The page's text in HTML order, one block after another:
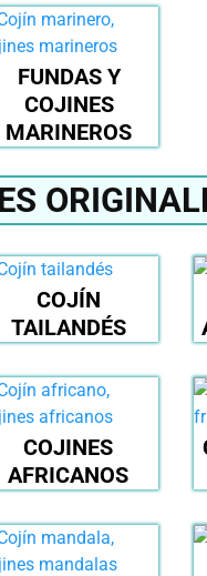
FUNDAS Y
COJINES
MARINEROS
COJÍN
TAILANDÉS
COJINES
AFRICANOS